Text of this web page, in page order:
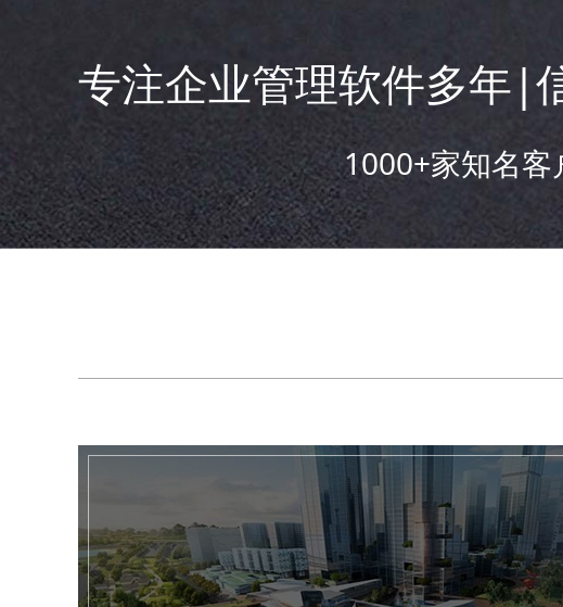
专注企业管理软件多年|
1000+家知名客